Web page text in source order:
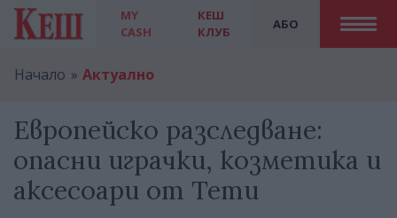
MY
CASH
АБО
КЕШ
КЛУБ
Начало Актуално
Европейско разследване:
опасни играчки, козметика и
аксесоари от Temu